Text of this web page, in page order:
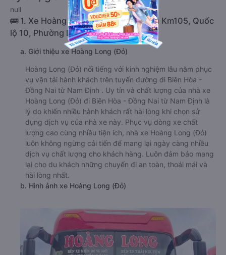
null
🚌 1. Xe Hoàng Long (Đỏ) khởi hành tại Km105, Quốc
lộ 10, Phường Lộc Vượng
a. Giới thiệu xe Hoàng Long (Đỏ)
Hoàng Long (Đỏ) nổi tiếng với kinh nghiệm lâu năm phục
vụ vận tải hành khách trên tuyến đường đi Biên Hòa -
Đồng Nai từ Nam Định . Uy tín và chất lượng của nhà xe
Hoàng Long (Đỏ) đi Biên Hòa - Đồng Nai từ Nam Định là
lý do khiến nhiều hành khách rất hài lòng khi chọn sử
dụng dịch vụ của nhà xe này. Phục vụ dòng xe chất
lượng cao cùng nhiều tiện ích, nhà xe Hoàng Long (Đỏ)
luôn không ngừng cải tiến để mang lại ngày càng nhiều
dịch vụ chất lượng cho khách hàng. Luôn đảm bảo mang
lại cho du khách những chuyến đi an toàn, thoái mái và
hài lòng nhất.
b. Hình ảnh xe Hoàng Long (Đỏ)